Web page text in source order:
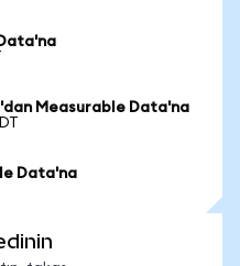
Measurable Data'na
Data'na